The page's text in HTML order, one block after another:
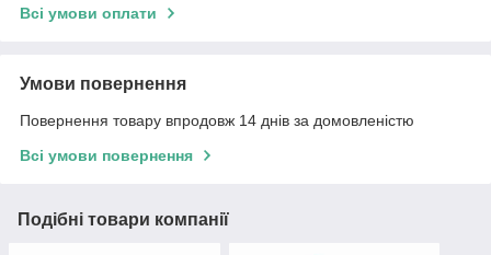
Всі умови оплати
Умови повернення
Повернення товару впродовж 14 днів за домовленістю
Всі умови повернення
Подібні товари компанії